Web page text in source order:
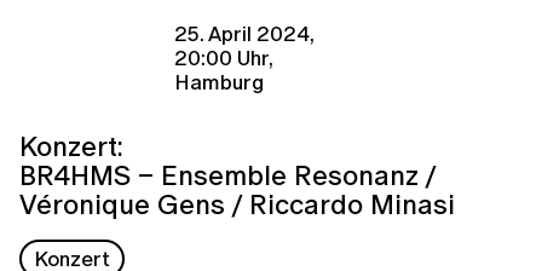
25. April 2024,
20:00 Uhr,
Hamburg
Konzert:
BR4HMS – Ensemble Resonanz /
Véronique Gens / Riccardo Minasi
Konzert